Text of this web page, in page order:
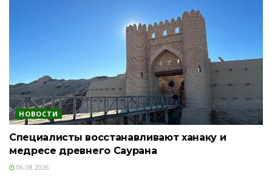
НОВОСТИ
Специалисты восстанавливают ханаку и
медресе древнего Саурана
06.08.2026